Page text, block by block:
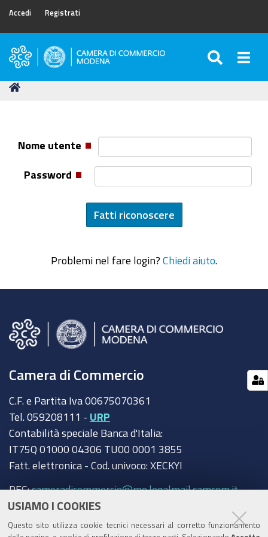
USIAMO I COOKIES
Questo sito utilizza cookie tecnici necessari al corretto funzionamento
Accedi Registrati
Camera
Commercio
Tu
Nome utente
Password
Problemi nel fare login? Chiedi aiuto
Camera di Commercio
C.F. e Partita Iva 00675070361
Tel. 059208111 - URP
Contabilità speciale Banca d'Italia:
IT75Q 01000 04306 TU00 0001 3855
Fatt. elettronica - Cod. univoco: XECKYI
PEC:cameradicommercio@mo.legalmail.camcom.it
Trasparenza